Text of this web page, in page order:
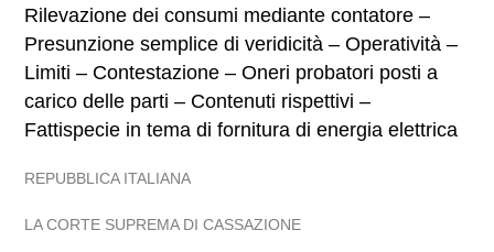
Rilevazione dei consumi mediante contatore –
Presunzione semplice di veridicità – Operatività –
Limiti – Contestazione – Oneri probatori posti a
carico delle parti – Contenuti rispettivi –
Fattispecie in tema di fornitura di energia elettrica
REPUBBLICA ITALIANA
LA CORTE SUPREMA DI CASSAZIONE